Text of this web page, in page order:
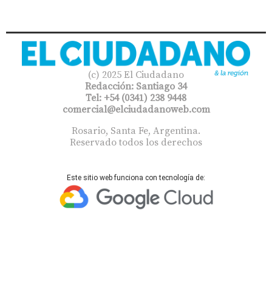
(c) 2025 El Ciudadano
Redacción: Santiago 34
Tel: +54 (0341) 238 9448
comercial@elciudadanoweb.com​
Rosario, Santa Fe, Argentina.
Reservado todos los derechos
Este sitio web funciona con tecnología de: